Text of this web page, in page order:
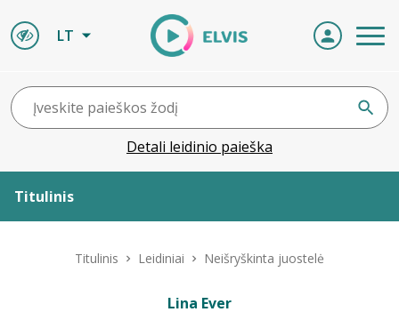
LT
Detali leidinio paieška
Titulinis
Titulinis Leidiniai Neišryškinta juostelė
Lina Ever